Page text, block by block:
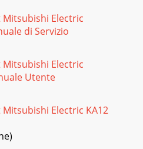
Electric
di Servizio
Electric
Utente
Electric KA12